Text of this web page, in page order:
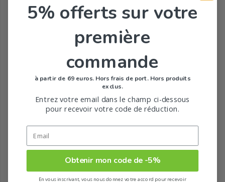
5% offerts sur votre
première
commande
à partir de 69 euros. Hors frais de port. Hors produits
exclus.
Entrez votre email dans le champ ci-dessous
pour recevoir votre code de réduction.
Obtenir mon code de -5%
En vous inscrivant, vous nous donnez votre accord pour recevoir